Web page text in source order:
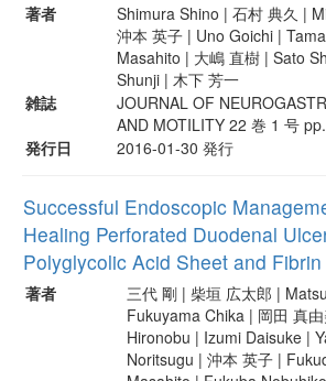
著者
Shimura Shino | 石村 典久 |
沖本 英子 | Uno Goichi |
Masahito | 大嶋 直樹 | Sato
Shunji | 木下 芳一
雑誌
JOURNAL OF
AND MOTILITY 22 巻 1 号
発行日
2016-01-30 発行
Successful Endoscopic
Healing Perforated Duodenal
Polyglycolic Acid Sheet and
著者
三代 剛 | 柴垣 広太郎 |
Fukuyama Chika | 岡田 真
Hironobu | Izumi Daisuke |
Noritsugu | 沖本 英子 |